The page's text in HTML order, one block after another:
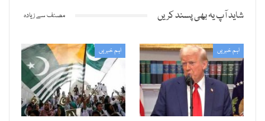
شاید آپ یہ بھی پسند کریں مصنف سے زیادہ
اہم خبریں اہم خبریں